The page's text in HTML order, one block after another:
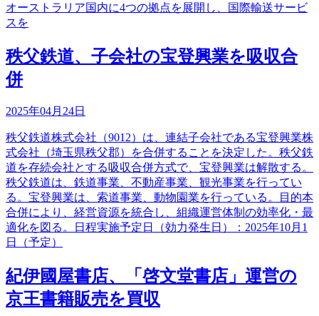
オーストラリア国内に4つの拠点を展開し、国際輸送サービ
スを
秩父鉄道、子会社の宝登興業を吸収合
併
2025年04月24日
秩父鉄道株式会社（9012）は、連結子会社である宝登興業株
式会社（埼玉県秩父郡）を合併することを決定した。秩父鉄
道を存続会社とする吸収合併方式で、宝登興業は解散する。
秩父鉄道は、鉄道事業、不動産事業、観光事業を行ってい
る。宝登興業は、索道事業、動物園業を行っている。目的本
合併により、経営資源を統合し、組織運営体制の効率化・最
適化を図る。日程実施予定日（効力発生日）：2025年10月1
日（予定）
紀伊國屋書店、「啓文堂書店」運営の
京王書籍販売を買収